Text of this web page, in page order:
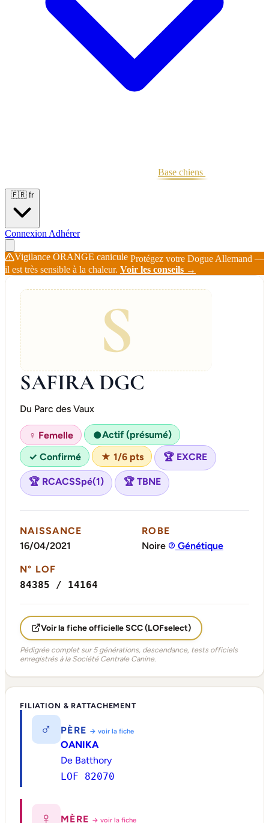
Base chiens
🇫🇷 fr
Connexion Adhérer
Vigilance ORANGE canicule Protégez votre Dogue Allemand —
il est très sensible à la chaleur. Voir les conseils →
S
SAFIRA DGC
Du Parc des Vaux
♀ Femelle ●Actif (présumé)
✓ Confirmé
★ 1/6 pts 🏆 EXCRE
🏆 RCACSSpé(1) 🏆 TBNE
NAISSANCE
16/04/2021
ROBE
Noire
Génétique
N° LOF
84385 / 14164
Voir la fiche officielle SCC (LOFselect)
Pédigrée complet sur 5 générations, descendance, tests officiels
enregistrés à la Société Centrale Canine.
FILIATION & RATTACHEMENT
♂ PÈRE → voir la fiche
OANIKA
De Batthory
LOF 82070
♀ MÈRE → voir la fiche